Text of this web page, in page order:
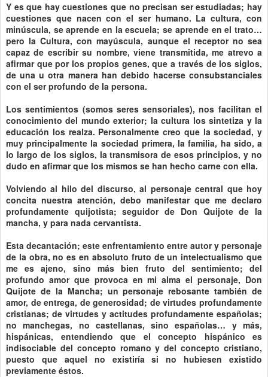
Y es que hay cuestiones que no precisan ser estudiadas; hay
cuestiones que nacen con el ser humano. La cultura, con
minúscula, se aprende en la escuela; se aprende en el trato…
pero la Cultura, con mayúscula, aunque el receptor no sea
capaz de escribir su nombre, viene transmitida, me atrevo a
afirmar que por los propios genes, que a través de los siglos,
de una u otra manera han debido hacerse consubstanciales
con el ser profundo de la persona.
Los sentimientos (somos seres sensoriales), nos facilitan el
conocimiento del mundo exterior; la cultura los sintetiza y la
educación los realza. Personalmente creo que la sociedad, y
muy principalmente la sociedad primera, la familia, ha sido, a
lo largo de los siglos, la transmisora de esos principios, y no
dudo en afirmar que los mismos se han hecho carne con ella.
Volviendo al hilo del discurso, al personaje central que hoy
concita nuestra atención, debo manifestar que me declaro
profundamente quijotista; seguidor de Don Quijote de la
mancha, y para nada cervantista.
Esta decantación; este enfrentamiento entre autor y personaje
de la obra, no es en absoluto fruto de un intelectualismo que
me es ajeno, sino más bien fruto del sentimiento; del
profundo amor que provoca en mi alma el personaje, Don
Quijote de la Mancha; un personaje rebosante también de
amor, de entrega, de generosidad; de virtudes profundamente
cristianas; de virtudes y actitudes profundamente españolas;
no manchegas, no castellanas, sino españolas… y más,
hispánicas, entendiendo que el concepto hispánico es
indisociable del concepto romano y del concepto cristiano,
puesto que aquel no existiría si no hubiesen existido
previamente éstos.